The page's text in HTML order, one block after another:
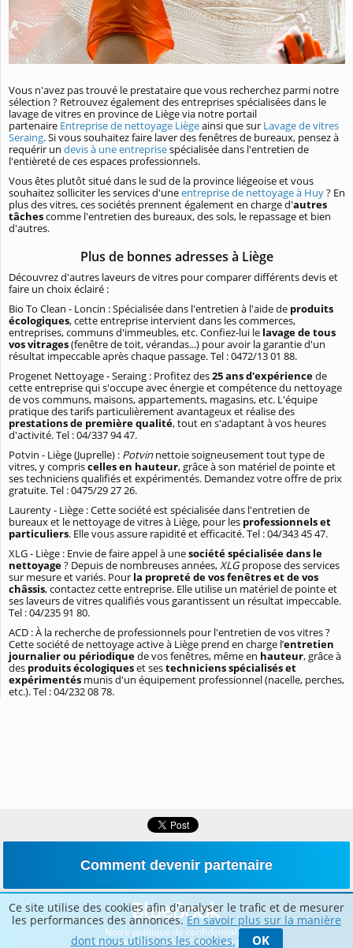
Vous n'avez pas trouvé le prestataire que vous recherchez parmi notre
sélection ? Retrouvez également des entreprises spécialisées dans le
lavage de vitres en province de Liège via notre portail
partenaire Entreprise de nettoyage Liègeainsi que sur Lavage de vitres
Seraing. Si vous souhaitez faire laver des fenêtres de bureaux, pensez à
requérir un devis à une entreprisespécialisée dans l'entretien de
l'entièreté de ces espaces professionnels.
Vous êtes plutôt situé dans le sud de la province liégeoise et vous
souhaitez solliciter les services d'uneentreprise de nettoyage à Huy? En
plus des vitres, ces sociétés prennent également en charge d'autres
tâchescomme l'entretien des bureaux, des sols, le repassage et bien
d'autres.
Plus de bonnes adresses à Liège
Découvrez d'autres laveurs de vitres pour comparer différents devis et
faire un choix éclairé :
Bio To Clean - Loncin : Spécialisée dans l'entretien à l'aide de produits
écologiques, cette entreprise intervient dans les commerces,
entreprises, communs d'immeubles, etc. Confiez-lui le lavage de tous
vos vitrages(fenêtre de toit, vérandas...) pour avoir la garantie d'un
résultat impeccable après chaque passage. Tel : 0472/13 01 88.
Progenet Nettoyage - Seraing : Profitez des25 ans d'expériencede
cette entreprise qui s'occupe avec énergie et compétence du nettoyage
de vos communs, maisons, appartements, magasins, etc. L'équipe
pratique des tarifs particulièrement avantageux et réalise des
prestations de première qualité, tout en s'adaptant à vos heures
d'activité. Tel : 04/337 94 47.
Potvin - Liège (Juprelle) : Potvinnettoie soigneusement tout type de
vitres, y compriscelles en hauteur, grâce à son matériel de pointe et
ses techniciens qualifiés et expérimentés. Demandez votre offre de prix
gratuite. Tel : 0475/29 27 26.
Laurenty - Liège : Cette société est spécialisée dans l'entretien de
bureaux et le nettoyage de vitres à Liège, pour les professionnels et
particuliers. Elle vous assure rapidité et efficacité. Tel : 04/343 45 47.
XLG - Liège : Envie de faire appel à unesociété spécialisée dans le
nettoyage? Depuis de nombreuses années, XLGpropose des services
sur mesure et variés. Pour la propreté de vos fenêtres et de vos
châssis, contactez cette entreprise. Elle utilise un matériel de pointe et
ses laveurs de vitres qualifiés vous garantissent un résultat impeccable.
Tel : 04/235 91 80.
ACD : À la recherche de professionnels pour l'entretien de vos vitres ?
Cette société de nettoyage active à Liège prend en charge l’entretien
journalier ou périodiquede vos fenêtres, même en hauteur, grâce à
des produits écologiqueset sestechniciens spécialisés et
expérimentés munis d'un équipement professionnel (nacelle, perches,
etc.). Tel : 04/232 08 78.
Comment devenir partenaire
Notre politique de confidentialité
Copyright 2026 © BLUETIME – Belgique
Ce site utilise des cookies afin d'analyser le trafic et de mesurer
les performances des annonces.En savoir plus sur la manière
dont nous utilisons les cookies.
OK